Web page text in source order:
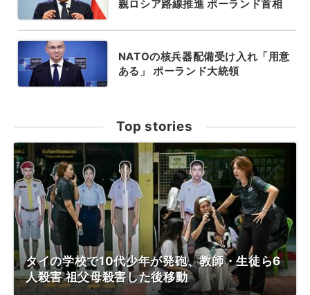
親ロシア路線推進 ポーランド首相
NATOの核兵器配備受け入れ「用意
ある」 ポーランド大統領
Top stories
タイの学校で10代少年が発砲、教師・生徒ら6
人殺害 祖父母殺害した後移動